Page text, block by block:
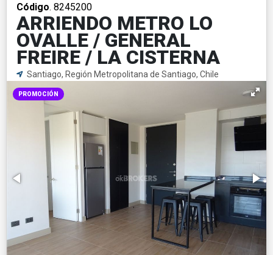
Código. 8245200
ARRIENDO METRO LO
OVALLE / GENERAL
FREIRE / LA CISTERNA
Santiago, Región Metropolitana de Santiago, Chile
PROMOCIÓN